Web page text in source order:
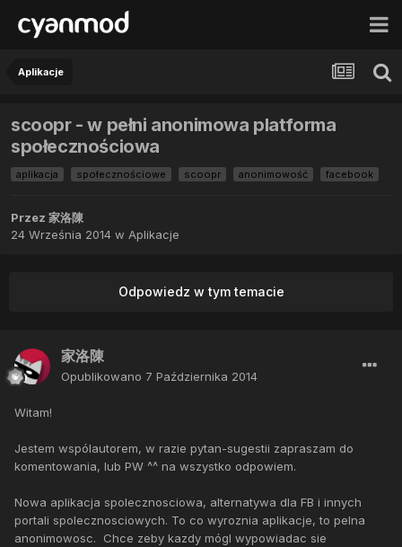
Aplikacje
scoopr - w pełni anonimowa platforma
społecznościowa
aplikacja społecznościowe scoopr anonimowość facebook
Przez 家洛陳
24 Września 2014 w Aplikacje
Odpowiedz w tym temacie
家洛陳
Opublikowano 7 Października 2014
Witam!
Jestem wspólautorem, w razie pytan-sugestii zapraszam do
komentowania, lub PW ^^ na wszystko odpowiem.
Nowa aplikacja spolecznosciowa, alternatywa dla FB i innych
portali spolecznosciowych. To co wyroznia aplikacje, to pelna
anonimowosc. Chce zeby kazdy mógl wypowiadac sie